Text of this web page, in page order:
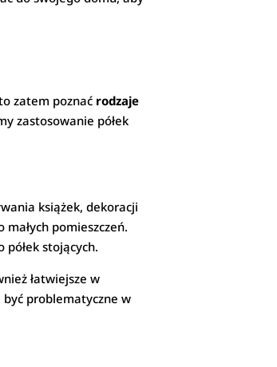
zatem poznać rodzaje
zastosowanie półek
książek, dekoracji
pomieszczeń.
stojących.
łatwiejsze w
być problematyczne w